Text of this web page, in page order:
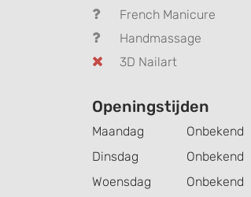
French Manicure
Handmassage
3D Nailart
Openingstijden
Maandag
Onbekend
Dinsdag
Onbekend
Woensdag
Onbekend